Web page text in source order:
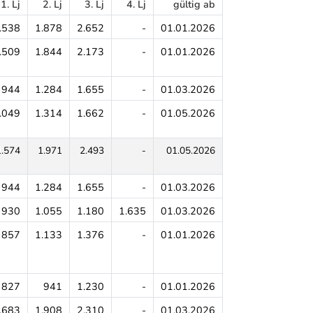
1. Lj 2. Lj 3. Lj 4. Lj
gültig ab
1.878 2.652 -
01.01.2026
1.844 2.173 - 01.01.2026
944 1.284 1.655 -
01.03.2026
1.314 1.662 - 01.05.2026
1.971 2.493 - 01.05.2026
944 1.284 1.655 -
01.03.2026
930 1.055 1.180 1.635
01.03.2026
857 1.133 1.376 - 01.01.2026
827 941 1.230 -
01.01.2026